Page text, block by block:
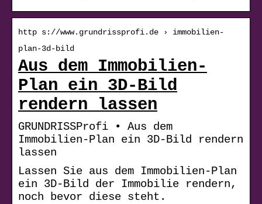
http s://www.grundrissprofi.de › immobilien-
plan-3d-bild
Aus dem Immobilien-
Plan ein 3D-Bild
rendern lassen
GRUNDRISSProfi • Aus dem
Immobilien-Plan ein 3D-Bild rendern
lassen
Lassen Sie aus dem Immobilien-Plan
ein 3D-Bild der Immobilie rendern,
noch bevor diese steht.